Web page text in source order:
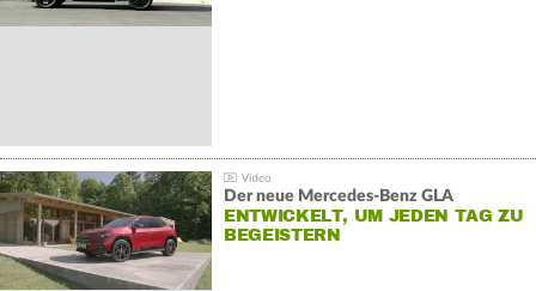
Der neue Mercedes-Benz GLA
ENTWICKELT, UM JEDEN TAG ZU
BEGEISTERN